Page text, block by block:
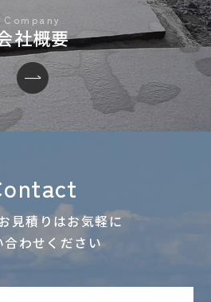
社概要
見積りはお気軽に
合わせください